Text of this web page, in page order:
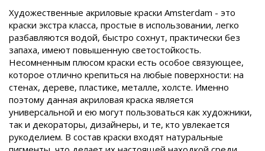
Художественные акриловые краски Amsterdam - это
краски экстра класса, простые в использовании, легко
разбавляются водой, быстро сохнут, практически без
запаха, имеют повышенную светостойкость.
Несомненным плюсом краски есть особое связующее,
которое отлично крепиться на любые поверхности: на
стенах, дереве, пластике, металле, холсте. Именно
поэтому данная акриловая краска является
универсальной и ею могут пользоваться как художники,
так и декораторы, дизайнеры, и те, кто увлекается
рукоделием. В состав краски входят натуральные